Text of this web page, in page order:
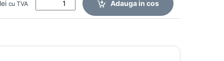
lei cu TVA Adauga in cos